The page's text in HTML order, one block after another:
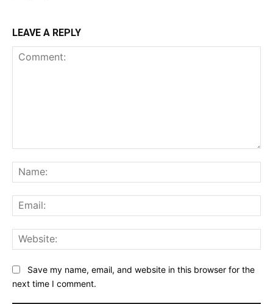
LEAVE A REPLY
Save my name, email, and website in this browser for the
next time I comment.